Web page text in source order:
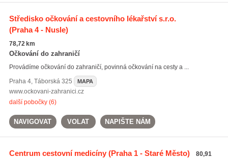
Středisko očkování a cestovního lékařství s.r.o.
(Praha 4 - Nusle)
78,72 km
Očkování do zahraničí
Provádíme očkování do zahraničí, povinná očkování na cesty a ...
Praha 4, Táborská 325 MAPA
www.ockovani-zahranici.cz
další pobočky (6)
NAVIGOVAT VOLAT NAPIŠTE NÁM
Centrum cestovní medicíny(Praha 1 - Staré Město)
80,91